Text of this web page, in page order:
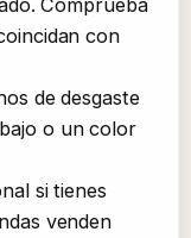
con
de desgaste
o un color
si tienes
venden